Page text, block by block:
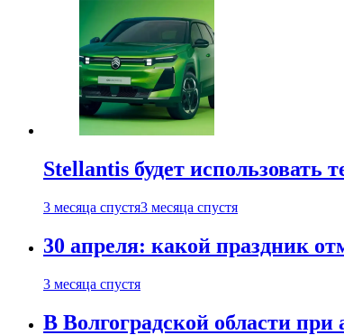
Stellantis будет
3 месяца спустя3 месяца спустя
30 апреля: какой праздник
3 месяца спустя
В Волгоградской области